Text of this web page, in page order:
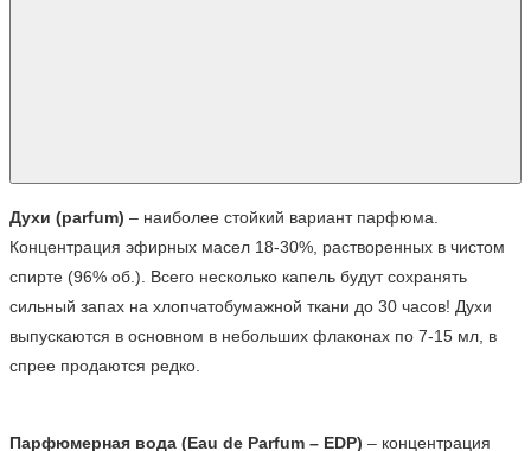
Духи (parfum) – наиболее стойкий вариант парфюма.
Концентрация эфирных масел 18-30%, растворенных в чистом
спирте (96% об.). Всего несколько капель будут сохранять
сильный запах на хлопчатобумажной ткани до 30 часов! Духи
выпускаются в основном в небольших флаконах по 7-15 мл, в
спрее продаются редко.
Парфюмерная вода (Eau de Parfum – EDP) – концентрация